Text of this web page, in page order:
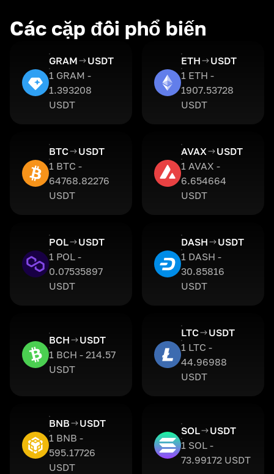
Các cặp đôi phổ biến
GRAM
USDT
1 GRAM -
1.393208
USDT
ETH
USDT
1 ETH -
1907.53728
USDT
BTC
USDT
1 BTC -
64768.82276
USDT
AVAX
USDT
1 AVAX -
6.654664
USDT
POL
USDT
1 POL -
0.07535897
USDT
DASH
USDT
1 DASH -
30.85816
USDT
BCH
USDT
1 BCH - 214.57
USDT
LTC
USDT
1 LTC -
44.96988
USDT
BNB
USDT
1 BNB -
595.17726
USDT
SOL
USDT
1 SOL -
73.99172 USDT